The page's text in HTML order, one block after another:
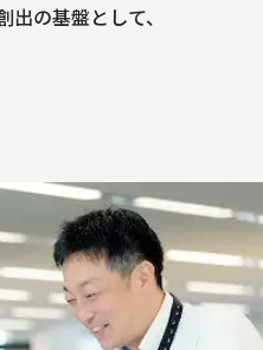
の基盤として、